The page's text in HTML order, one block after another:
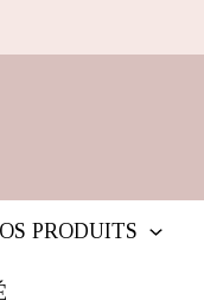
PRODUITS